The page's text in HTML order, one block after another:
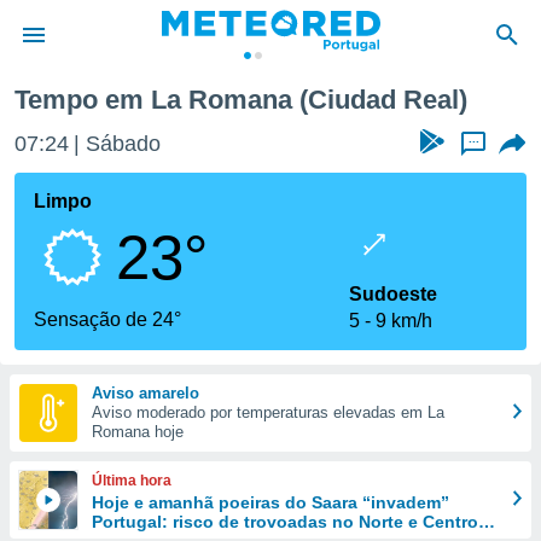
da
foi
fornecidas
a este
das
e
forma
digital
Tempo em La Romana (Ciudad Real)
07:24 Sábado ...
Limpo
23°
Sensação de 24°
Sudoeste
5
9 km/h
Aviso amarelo
Aviso moderado por temperaturas elevadas em La
Romana hoje
Última hora
Hoje e amanhã poeiras do Saara “invadem”
Portugal: risco de trovoadas no Norte e Centro